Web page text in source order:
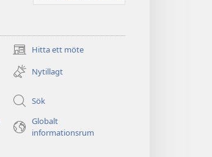
Hitta ett möte
(öppnar
nytt
fönster)
Nytillagt
Sök
Globalt
informationsrum